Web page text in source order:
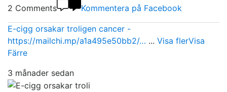
2 Comments Kommentera på Facebook
E-cigg orsakar troligen cancer -
https://mailchi.mp/a1a495e50bb2/… ... Visa flerVisa
Färre
3 månader sedan